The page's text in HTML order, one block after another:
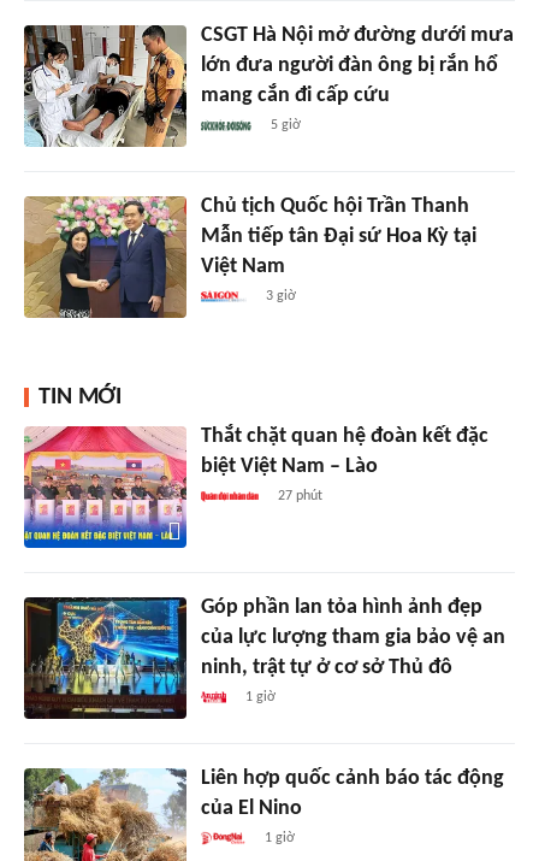
CSGT Hà Nội mở đường dưới mưa
lớn đưa người đàn ông bị rắn hổ
mang cắn đi cấp cứu
5 giờ
Chủ tịch Quốc hội Trần Thanh
Mẫn tiếp tân Đại sứ Hoa Kỳ tại
Việt Nam
3 giờ
TIN MỚI
Thắt chặt quan hệ đoàn kết đặc
biệt Việt Nam – Lào
27 phút
Góp phần lan tỏa hình ảnh đẹp
của lực lượng tham gia bảo vệ an
ninh, trật tự ở cơ sở Thủ đô
1 giờ
Liên hợp quốc cảnh báo tác động
của El Nino
1 giờ